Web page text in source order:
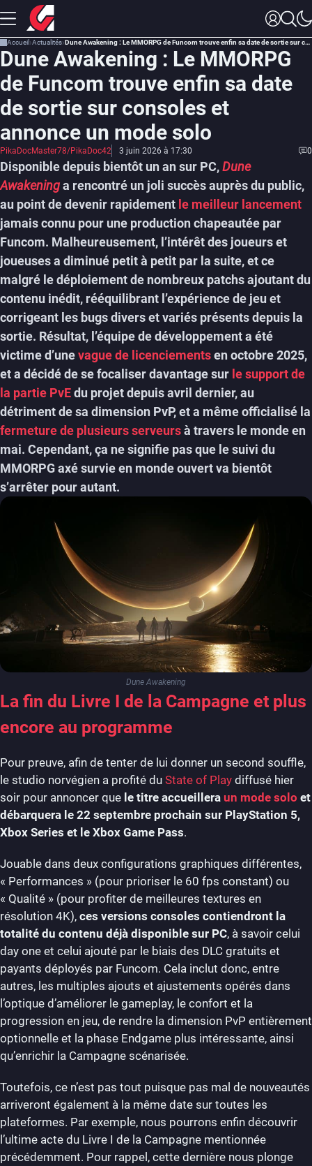
Accueil Actualités Dune Awakening : Le MMORPG de Funcom trouve enfin sa date de sortie sur consoles et annonce un mode solo
Dune Awakening : Le MMORPG
de Funcom trouve enfin sa date
de sortie sur consoles et
annonce un mode solo
PikaDocMaster78/PikaDoc42 3 juin 2026 à 17:30 0
Disponible depuis bientôt un an sur PC,Dune
Awakeninga rencontré un joli succès auprès du public,
au point de devenir rapidement le meilleur lancement
jamais connu pour une production chapeautée par
Funcom. Malheureusement, l’intérêt des joueurs et
joueuses a diminué petit à petit par la suite, et ce
malgré le déploiement de nombreux patchs ajoutant du
contenu inédit, rééquilibrant l’expérience de jeu et
corrigeant les bugs divers et variés présents depuis la
sortie. Résultat, l’équipe de développement a été
victime d’unevague de licenciementsen octobre 2025,
et a décidé de se focaliser davantage sur le support de
la partie PvEdu projet depuis avril dernier, au
détriment de sa dimension PvP, et a même officialisé la
fermeture de plusieurs serveursà travers le monde en
mai. Cependant, ça ne signifie pas que le suivi du
MMORPG axé survie en monde ouvert va bientôt
s’arrêter pour autant.
Dune Awakening
La fin du Livre I de la Campagne et plus
encore au programme
Pour preuve, afin de tenter de lui donner un second souffle,
le studio norvégien a profité du State of Play diffusé hier
soir pour annoncer que le titre accueillera un mode solo et
débarquera le 22 septembre prochain sur PlayStation 5,
Xbox Series et le Xbox Game Pass.
Jouable dans deux configurations graphiques différentes,
« Performances » (pour prioriser le 60 fps constant) ou
« Qualité » (pour profiter de meilleures textures en
résolution 4K), ces versions consoles contiendront la
totalité du contenu déjà disponible sur PC, à savoir celui
day one et celui ajouté par le biais des DLC gratuits et
payants déployés par Funcom. Cela inclut donc, entre
autres, les multiples ajouts et ajustements opérés dans
l’optique d’améliorer le gameplay, le confort et la
progression en jeu, de rendre la dimension PvP entièrement
optionnelle et la phase Endgame plus intéressante, ainsi
qu’enrichir la Campagne scénarisée.
Toutefois, ce n’est pas tout puisque pas mal de nouveautés
arriveront également à la même date sur toutes les
plateformes. Par exemple, nous pourrons enfin découvrir
l’ultime acte du Livre I de la Campagne mentionnée
précédemment. Pour rappel, cette dernière nous plonge